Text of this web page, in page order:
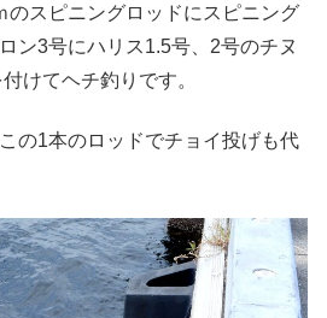
のスピニングロッドにスピニング
ン3号にハリス1.5号、2号のチヌ
けてヘチ釣りです。
の1本のロッドでチョイ投げも代